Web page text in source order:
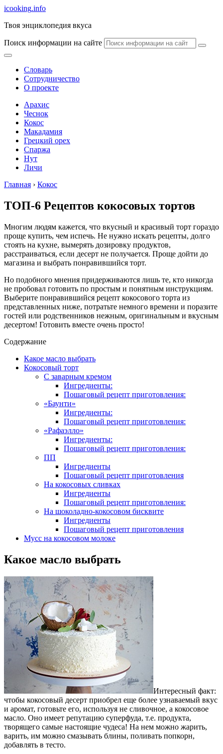
icooking.info
Твоя энциклопедия вкуса
Поиск информации на сайте
Словарь
Сотрудничество
О проекте
Арахис
Чеснок
Кокос
Макадамия
Грецкий орех
Спаржа
Нут
Личи
Главная › Кокос
ТОП-6 Рецептов кокосовых тортов
Многим людям кажется, что вкусный и красивый торт гораздо
проще купить, чем испечь. Не нужно искать рецепты, долго
стоять на кухне, вымерять дозировку продуктов,
расстраиваться, если десерт не получается. Проще дойти до
магазина и выбрать понравившийся торт.
Но подобного мнения придерживаются лишь те, кто никогда
не пробовал готовить по простым и понятным инструкциям.
Выберите понравившийся рецепт кокосового торта из
представленных ниже, потратьте немного времени и поразите
гостей или родственников нежным, оригинальным и вкусным
десертом! Готовить вместе очень просто!
Содержание
Какое масло выбрать
Кокосовый торт
С заварным кремом
Ингредиенты:
Пошаговый рецепт приготовления:
«Баунти»
Ингредиенты:
Пошаговый рецепт приготовления:
«Рафаэлло»
Ингредиенты:
Пошаговый рецепт приготовления:
ПП
Ингредиенты
Пошаговый рецепт приготовления
На кокосовых сливках
Ингредиенты
Пошаговый рецепт приготовления:
На шоколадно-кокосовом бисквите
Ингредиенты
Пошаговый рецепт приготовления
Мусс на кокосовом молоке
Какое масло выбрать
Интересный факт:
чтобы кокосовый десерт приобрел еще более узнаваемый вкус
и аромат, готовьте его, используя не сливочное, а кокосовое
масло. Оно имеет репутацию суперфуда, т.е. продукта,
творящего самые настоящие чудеса! На нем можно жарить,
варить, им можно смазывать блины, поливать попкорн,
добавлять в тесто.